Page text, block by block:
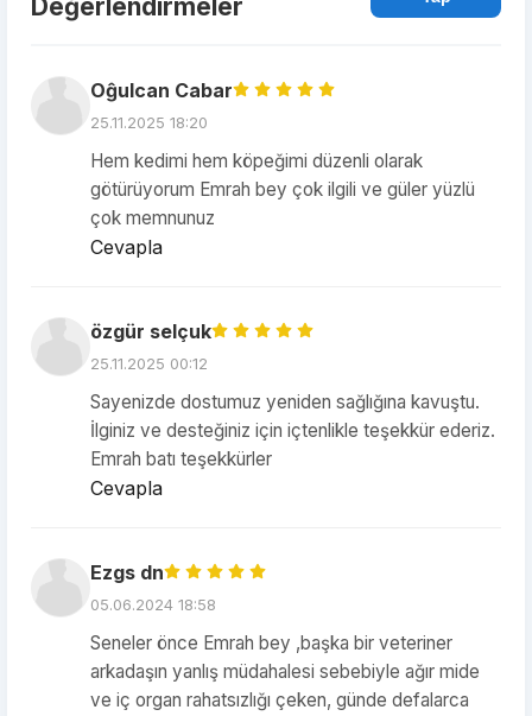
Değerlendirmeler
Oĝulcan Cabar
25.11.2025 18:20
Hem kedimi hem köpeğimi düzenli olarak
götürüyorum Emrah bey çok ilgili ve güler yüzlü
çok memnunuz
Cevapla
özgür selçuk
25.11.2025 00:12
Sayenizde dostumuz yeniden sağlığına kavuştu.
İlginiz ve desteğiniz için içtenlikle teşekkür ederiz.
Emrah batı teşekkürler
Cevapla
Ezgs dn
05.06.2024 18:58
Seneler önce Emrah bey ,başka bir veteriner
arkadaşın yanlış müdahalesi sebebiyle ağır mide
ve iç organ rahatsızlığı çeken, günde defalarca